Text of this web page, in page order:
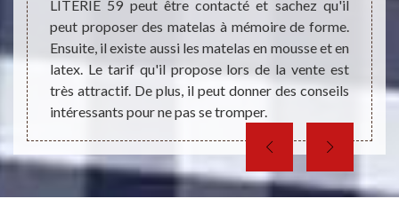
de
LITERIE 59 peut être contacté et sachez qu'il
peut proposer des matelas à mémoire de forme.
Ensuite, il existe aussi les matelas en mousse et en
latex. Le tarif qu'il propose lors de la vente est
très attractif. De plus, il peut donner des conseils
intéressants pour ne pas se tromper.
tous
soit